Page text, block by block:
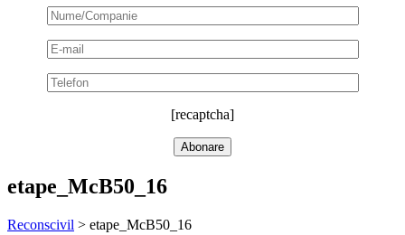
[recaptcha]
etape_McB50_16
Reconscivil > etape_McB50_16